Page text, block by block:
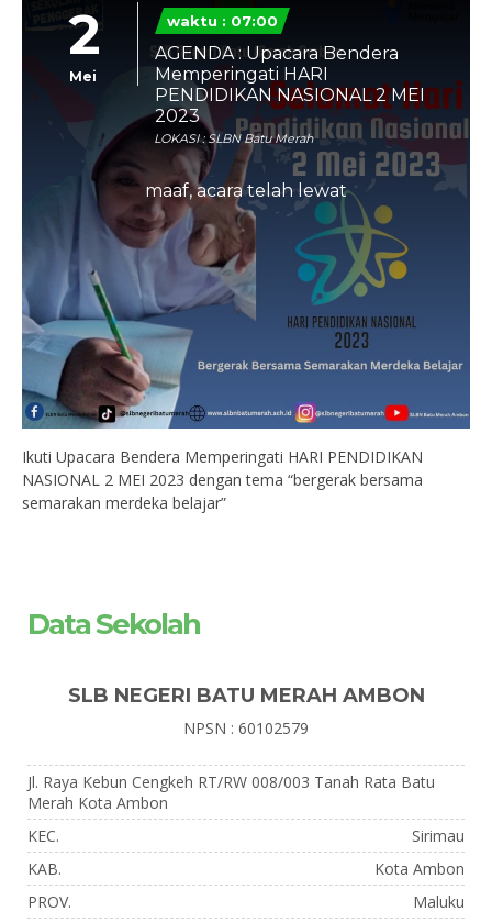
2
Mei
waktu : 07:00
AGENDA : Upacara Bendera
Memperingati HARI
PENDIDIKAN NASIONAL 2 MEI
2023
LOKASI : SLBN Batu Merah
maaf, acara telah lewat
Ikuti Upacara Bendera Memperingati HARI PENDIDIKAN
NASIONAL 2 MEI 2023 dengan tema “bergerak bersama
semarakan merdeka belajar”
Data Sekolah
SLB NEGERI BATU MERAH AMBON
NPSN : 60102579
Jl. Raya Kebun Cengkeh RT/RW 008/003 Tanah Rata Batu
Merah Kota Ambon
KEC.
Sirimau
KAB.
Kota Ambon
PROV.
Maluku